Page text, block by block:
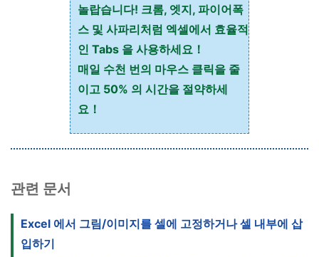
놀랍습니다! 크롬, 엣지, 파이어폭
스 및 사파리처럼 엑셀에서 효율적
인 Tabs 을 사용하세요！
매일 수천 번의 마우스 클릭을 줄
이고 50% 의 시간을 절약하세
요！
관련 문서
Excel 에서 그림/이미지를 셀에 고정하거나 셀 내부에 삽
입하기